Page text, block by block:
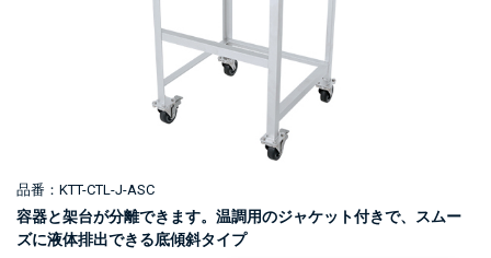
品番：KTT-CTL-J-ASC
容器と架台が分離できます。温調用のジャケット付きで、スムー
ズに液体排出できる底傾斜タイプ